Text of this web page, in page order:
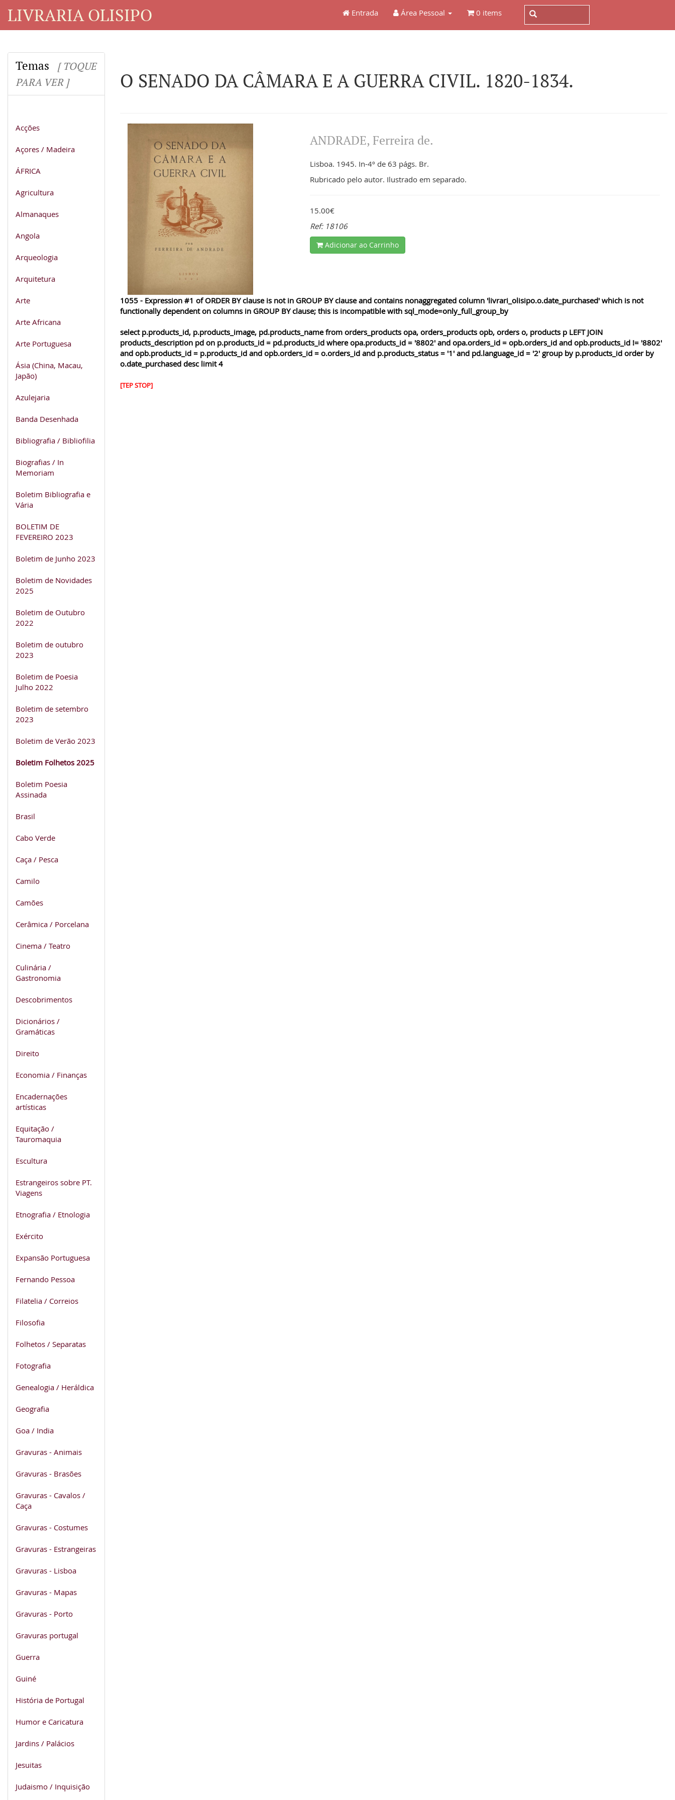
LIVRARIA OLISIPO Entrada Área Pessoal 0 items
Temas
[ TOQUE
PARA VER ]
Acções
Açores / Madeira
ÁFRICA
Agricultura
Almanaques
Angola
Arqueologia
Arquitetura
Arte
Arte Africana
Arte Portuguesa
Ásia (China, Macau,
Japão)
Azulejaria
Banda Desenhada
Bibliografia / Bibliofilia
Biografias / In
Memoriam
Boletim Bibliografia e
Vária
BOLETIM DE
FEVEREIRO 2023
Boletim de Junho 2023
Boletim de Novidades
2025
Boletim de Outubro
2022
Boletim de outubro
2023
Boletim de Poesia
Julho 2022
Boletim de setembro
2023
Boletim de Verão 2023
Boletim Folhetos 2025
Boletim Poesia
Assinada
Brasil
Cabo Verde
Caça / Pesca
Camilo
Camões
Cerâmica / Porcelana
Cinema / Teatro
Culinária /
Gastronomia
Descobrimentos
Dicionários /
Gramáticas
Direito
Economia / Finanças
Encadernações
artísticas
Equitação /
Tauromaquia
Escultura
Estrangeiros sobre PT.
Viagens
Etnografia / Etnologia
Exército
Expansão Portuguesa
Fernando Pessoa
Filatelia / Correios
Filosofia
Folhetos / Separatas
Fotografia
Genealogia / Heráldica
Geografia
Goa / India
Gravuras - Animais
Gravuras - Brasões
Gravuras - Cavalos /
Caça
Gravuras - Costumes
Gravuras - Estrangeiras
Gravuras - Lisboa
Gravuras - Mapas
Gravuras - Porto
Gravuras portugal
Guerra
Guiné
História de Portugal
Humor e Caricatura
Jardins / Palácios
Jesuitas
Judaismo / Inquisição
O SENADO DA CÂMARA E A GUERRA CIVIL. 1820-1834.
ANDRADE, Ferreira de.
Lisboa. 1945. In-4º de 63 págs. Br.
Rubricado pelo autor. Ilustrado em separado.
15.00€
Ref: 18106
Adicionar ao Carrinho
1055 - Expression #1 of ORDER BY clause is not in GROUP BY clause and contains nonaggregated column 'livrari_olisipo.o.date_purchased' which is not
functionally dependent on columns in GROUP BY clause; this is incompatible with sql_mode=only_full_group_by
select p.products_id, p.products_image, pd.products_name from orders_products opa, orders_products opb, orders o, products p LEFT JOIN
products_description pd on p.products_id = pd.products_id where opa.products_id = '8802' and opa.orders_id = opb.orders_id and opb.products_id != '8802'
and opb.products_id = p.products_id and opb.orders_id = o.orders_id and p.products_status = '1' and pd.language_id = '2' group by p.products_id order by
o.date_purchased desc limit 4
[TEP STOP]